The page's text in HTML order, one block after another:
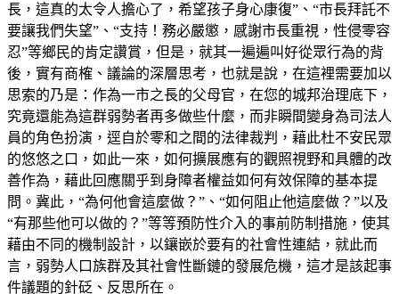
長，這真的太令人擔心了，希望孩子身心康復”、“市長拜託不
要讓我們失望”、“支持！務必嚴懲，感謝市長重視，性侵零容
忍”等鄉民的肯定讚賞，但是，就其一遍遍叫好從眾行為的背
後，實有商榷、議論的深層思考，也就是說，在這裡需要加以
思索的乃是：作為一市之長的父母官，在您的城邦治理底下，
究竟還能為這群弱勢者再多做些什麼，而非瞬間變身為司法人
員的角色扮演，逕自於零和之間的法律裁判，藉此杜不安民眾
的悠悠之口，如此一來，如何擴展應有的觀照視野和具體的改
善作為，藉此回應關乎到身障者權益如何有效保障的基本提
問。冀此，“為何他會這麼做？”、“如何阻止他這麼做？”以及
“有那些他可以做的？”等等預防性介入的事前防制措施，使其
藉由不同的機制設計，以鑲嵌於要有的社會性連結，就此而
言，弱勢人口族群及其社會性斷鏈的發展危機，這才是該起事
件議題的針砭、反思所在。